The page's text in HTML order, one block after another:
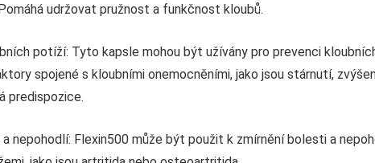
udržovat pružnost a funkčnost kloubů.
potíží: Tyto kapsle mohou být užívány pro prevenci
spojené s kloubními onemocněními, jako jsou stárnutí,
predispozice.
nepohodlí: Flexin500 může být použit k zmírnění bolesti a